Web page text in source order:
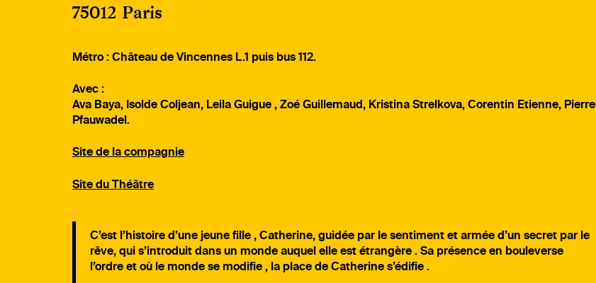
75012 Paris
Métro : Château de Vincennes L.1 puis bus 112.
Avec :
Ava Baya, Isolde Coljean, Leila Guigue , Zoé Guillemaud, Kristina Strelkova, Corentin Etienne, Pierre
Pfauwadel.
Site de la compagnie
Site du Théâtre
C’est l’histoire d’une jeune fille , Catherine, guidée par le sentiment et armée d’un secret par le
rêve, qui s’introduit dans un monde auquel elle est étrangère . Sa présence en bouleverse
l’ordre et où le monde se modifie , la place de Catherine s’édifie .